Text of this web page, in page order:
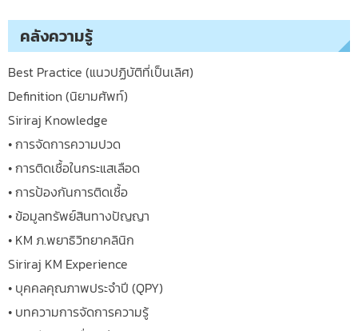
คลังความรู้
Best Practice (แนวปฏิบัติที่เป็นเลิศ)
Definition (นิยามศัพท์)
Siriraj Knowledge
• การจัดการความปวด
• การติดเชื้อในกระแสเลือด
• การป้องกันการติดเชื้อ
• ข้อมูลทรัพย์สินทางปัญญา
• KM ภ.พยาธิวิทยาคลินิก
Siriraj KM Experience
• บุคคลคุณภาพประจำปี (QPY)
• บทความการจัดการความรู้